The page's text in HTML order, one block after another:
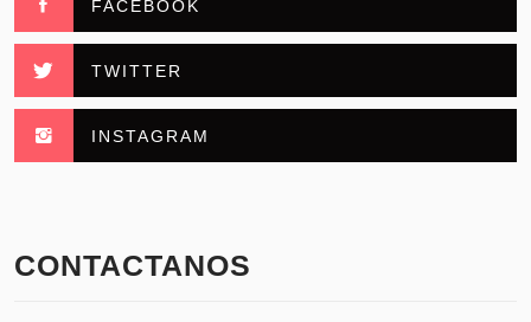
FACEBOOK
TWITTER
INSTAGRAM
CONTACTANOS